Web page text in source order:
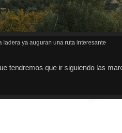
ladera ya auguran una ruta interesante
tendremos que ir siguiendo las